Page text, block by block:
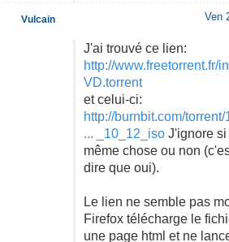
Ven
J'ai trouvé ce lien:
http://www.freetorrent.fr/
VD.torrent
et celui-ci:
http://burnbit.com/
... _10_12_isoJ'ignore si
même chose ou non
dire que oui).
Le lien ne semble pas
Firefox télécharge le
une page html et ne
Vulcain